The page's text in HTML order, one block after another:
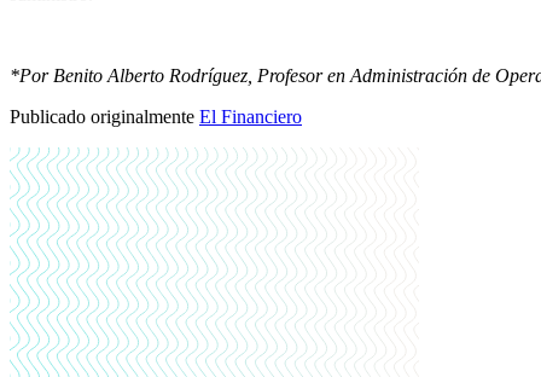
*Por Benito Alberto Rodríguez, Profesor en Administración de
Publicado originalmente El Financiero